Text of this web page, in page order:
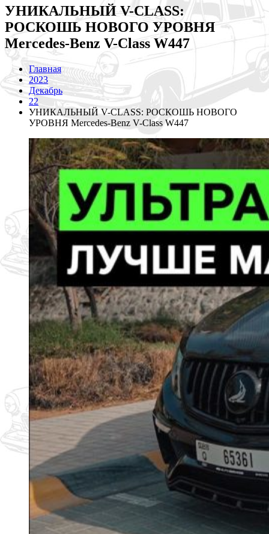
УНИКАЛЬНЫЙ V-CLASS:
РОСКОШЬ НОВОГО УРОВНЯ
Mercedes-Benz V-Class W447
Главная
2023
Декабрь
22
УНИКАЛЬНЫЙ V-CLASS: РОСКОШЬ НОВОГО
УРОВНЯ Mercedes-Benz V-Class W447